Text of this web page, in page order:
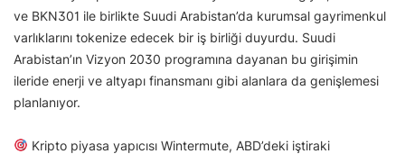
ve BKN301 ile birlikte Suudi Arabistan’da kurumsal gayrimenkul
varlıklarını tokenize edecek bir iş birliği duyurdu. Suudi
Arabistan’ın Vizyon 2030 programına dayanan bu girişimin
ileride enerji ve altyapı finansmanı gibi alanlara da genişlemesi
planlanıyor.
Kripto piyasa yapıcısı Wintermute, ABD’deki iştiraki